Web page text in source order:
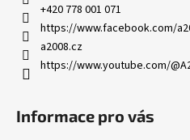
+420 778 001 071
https://www.facebook.com/
a2008.cz
https://www.youtube.com/
Informace pro vás